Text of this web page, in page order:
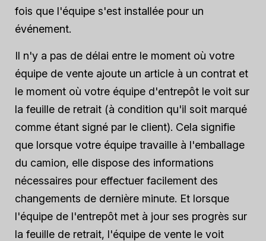
fois que l'équipe s'est installée pour un
événement.
Il n'y a pas de délai entre le moment où votre
équipe de vente ajoute un article à un contrat et
le moment où votre équipe d'entrepôt le voit sur
la feuille de retrait (à condition qu'il soit marqué
comme étant signé par le client). Cela signifie
que lorsque votre équipe travaille à l'emballage
du camion, elle dispose des informations
nécessaires pour effectuer facilement des
changements de dernière minute. Et lorsque
l'équipe de l'entrepôt met à jour ses progrès sur
la feuille de retrait, l'équipe de vente le voit